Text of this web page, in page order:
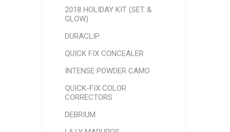
2018 HOLIDAY KIT (SET &
GLOW)
DURACLIP
QUICK FIX CONCEALER
INTENSE POWDER CAMO
QUICK-FIX COLOR
CORRECTORS
DEBRIUM